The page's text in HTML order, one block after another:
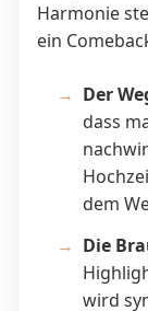
Harmonie
ein
Der
dass
dem
Die
wird